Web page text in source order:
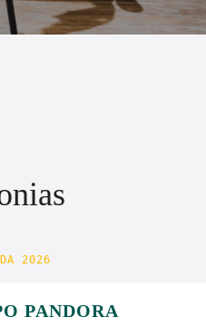
2026
PANDORA